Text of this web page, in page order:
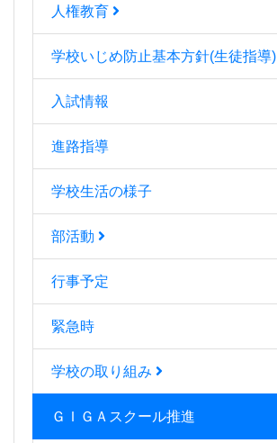
人権教育
学校いじめ防止基本方針(生徒指導)
入試情報
進路指導
学校生活の様子
部活動
行事予定
緊急時
学校の取り組み
ＧＩＧＡスクール推進